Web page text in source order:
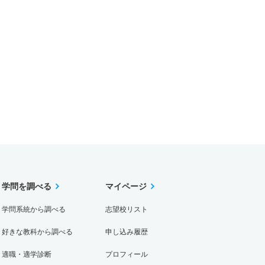
学問を調べる
学問系統から調べる
好きな教科から調べる
適職・適学診断
マイページ
志望校リスト
申し込み履歴
プロフィール